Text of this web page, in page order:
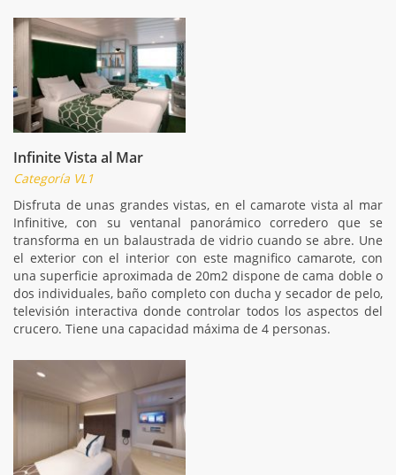
Infinite Vista al Mar
Categoría VL1
Disfruta de unas grandes vistas, en el camarote vista al mar
Infinitive, con su ventanal panorámico corredero que se
transforma en un balaustrada de vidrio cuando se abre. Une
el exterior con el interior con este magnifico camarote, con
una superficie aproximada de 20m2 dispone de cama doble o
dos individuales, baño completo con ducha y secador de pelo,
televisión interactiva donde controlar todos los aspectos del
crucero. Tiene una capacidad máxima de 4 personas.